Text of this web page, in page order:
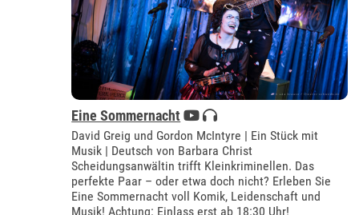
Eine Sommernacht
David Greig und Gordon McIntyre | Ein Stück mit
Musik | Deutsch von Barbara Christ
Scheidungsanwältin trifft Kleinkriminellen. Das
perfekte Paar – oder etwa doch nicht? Erleben Sie
Eine Sommernacht voll Komik, Leidenschaft und
Musik! Achtung: Einlass erst ab 18:30 Uhr!